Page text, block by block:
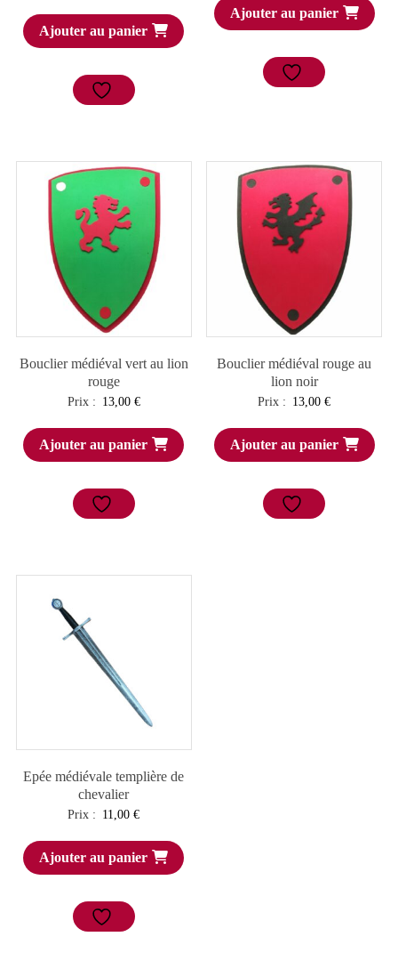
Ajouter au panier
Ajouter au panier
Bouclier médiéval vert au lion
rouge
Prix : 13,00 €
Ajouter au panier
Bouclier médiéval rouge au
lion noir
Prix : 13,00€
Ajouter au panier
Epée médiévale templière de
chevalier
Prix : 11,00€
Ajouter au panier